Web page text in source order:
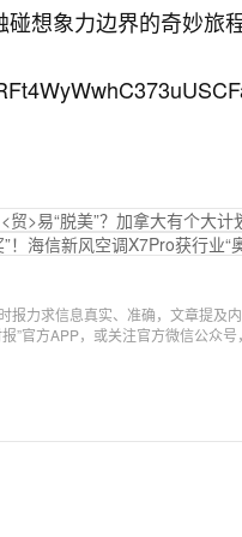
碰想象力边界的奇妙旅
贸>易“脱美”？加拿大有个大计
！海信新风空调X7Pro获行业“
报力求信息真实、准确，文章提及
”官方APP，或关注官方微信公众